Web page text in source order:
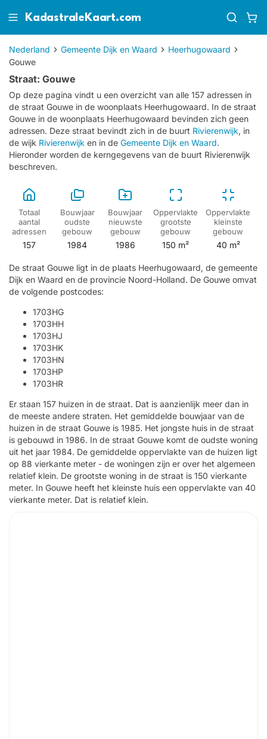
KadastraleKaart.com
Nederland Gemeente Dijk en Waard
Heerhugowaard
Gouwe
Straat: Gouwe
Op deze pagina vindt u een overzicht van alle 157 adressen in
de straat Gouwe in de woonplaats Heerhugowaard. In de straat
Gouwe in de woonplaats Heerhugowaard bevinden zich geen
adressen. Deze straat bevindt zich in de buurt Rivierenwijk, in
de wijk Rivierenwijk en in de Gemeente Dijk en Waard.
Hieronder worden de kerngegevens van de buurt Rivierenwijk
beschreven.
Totaal
aantal
adressen
157
Bouwjaar
oudste
gebouw
1984
Bouwjaar
nieuwste
gebouw
1986
Oppervlakte
grootste
gebouw
150 m²
Oppervlakte
kleinste
gebouw
40 m²
De straat Gouwe ligt in de plaats Heerhugowaard, de gemeente
Dijk en Waard en de provincie Noord-Holland. De Gouwe omvat
de volgende postcodes:
1703HG
1703HH
1703HJ
1703HK
1703HN
1703HP
1703HR
Er staan 157 huizen in de straat. Dat is aanzienlijk meer dan in
de meeste andere straten. Het gemiddelde bouwjaar van de
huizen in de straat Gouwe is 1985. Het jongste huis in de straat
is gebouwd in 1986. In de straat Gouwe komt de oudste woning
uit het jaar 1984. De gemiddelde oppervlakte van de huizen ligt
op 88 vierkante meter - de woningen zijn er over het algemeen
relatief klein. De grootste woning in de straat is 150 vierkante
meter. In Gouwe heeft het kleinste huis een oppervlakte van 40
vierkante meter. Dat is relatief klein.